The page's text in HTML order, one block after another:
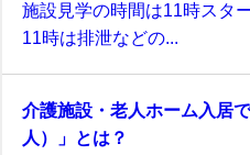
施設見学の時間は11時スタ
11時は排泄などの...
介護施設・老人ホーム入居
人）」とは？